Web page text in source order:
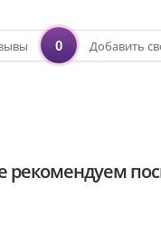
0 Добавить
рекомендуем